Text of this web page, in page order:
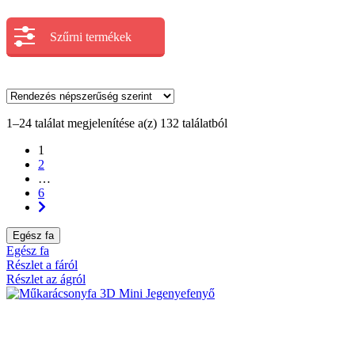
Szűrni termékek
1–24 találat megjelenítése a(z) 132 találatból
1
2
…
6
Egész fa
Egész fa
Részlet a fáról
Részlet az ágról